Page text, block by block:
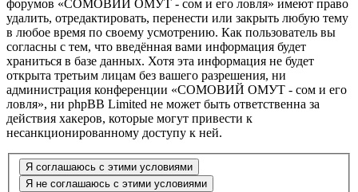
форумов «СОМОВИЙ ОМУТ - сом и его ловля» имеют право
удалить, отредактировать, перенести или закрыть любую тему
в любое время по своему усмотрению. Как пользователь вы
согласны с тем, что введённая вами информация будет
храниться в базе данных. Хотя эта информация не будет
открыта третьим лицам без вашего разрешения, ни
администрация конференции «СОМОВИЙ ОМУТ - сом и его
ловля», ни phpBB Limited не может быть ответственна за
действия хакеров, которые могут привести к
несанкционированному доступу к ней.